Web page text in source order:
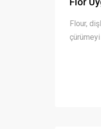
Flour,